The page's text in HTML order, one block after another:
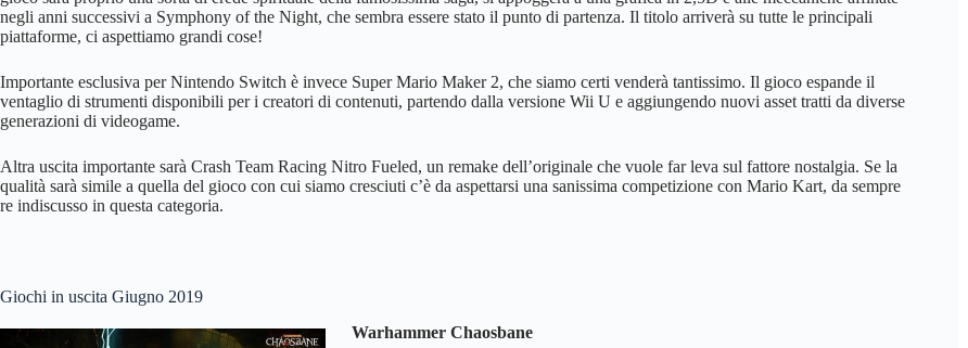
negli anni successivi a Symphony of the Night, che sembra essere stato il punto di partenza. Il titolo arriverà su tutte le principali
piattaforme, ci aspettiamo grandi cose!
Importante esclusiva per Nintendo Switch è invece Super Mario Maker 2, che siamo certi venderà tantissimo. Il gioco espande il
ventaglio di strumenti disponibili per i creatori di contenuti, partendo dalla versione Wii U e aggiungendo nuovi asset tratti da diverse
generazioni di videogame.
Altra uscita importante sarà Crash Team Racing Nitro Fueled, un remake dell’originale che vuole far leva sul fattore nostalgia. Se la
qualità sarà simile a quella del gioco con cui siamo cresciuti c’è da aspettarsi una sanissima competizione con Mario Kart, da sempre
re indiscusso in questa categoria.
Giochi in uscita Giugno 2019
Warhammer Chaosbane